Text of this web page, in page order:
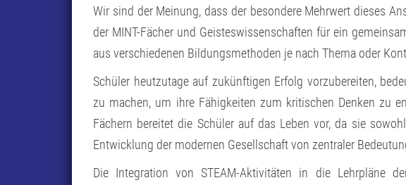
Wir sind der Meinung, dass der besondere Mehrwert dieses
der MINT-Fächer und Geisteswissenschaften für ein
aus verschiedenen Bildungsmethoden je nach Thema oder
Schüler heutzutage auf zukünftigen Erfolg vorzubereiten,
zu machen, um ihre Fähigkeiten zum kritischen Denken zu
Fächern bereitet die Schüler auf das Leben vor, da sie
Entwicklung der modernen Gesellschaft von zentraler
Die Integration von STEAM-Aktivitäten in die Lehrpläne